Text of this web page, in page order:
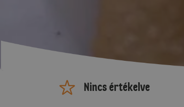
Nincs értékelve